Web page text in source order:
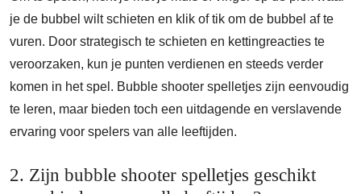
je de bubbel wilt schieten en klik of tik om de bubbel af te
vuren. Door strategisch te schieten en kettingreacties te
veroorzaken, kun je punten verdienen en steeds verder
komen in het spel. Bubble shooter spelletjes zijn eenvoudig
te leren, maar bieden toch een uitdagende en verslavende
ervaring voor spelers van alle leeftijden.
2. Zijn bubble shooter spelletjes geschikt